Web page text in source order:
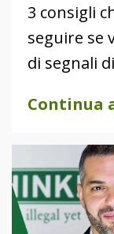
3 consigli
seguire se
di segnali
Continua